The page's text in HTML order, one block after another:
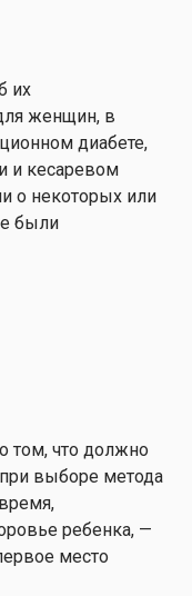
их
женщин, в
диабете,
и кесаревом
о некоторых или
были
том, что должно
выборе метода
ребенка, —
место